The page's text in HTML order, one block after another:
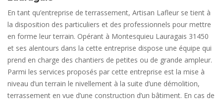
En tant qu’entreprise de terrassement, Artisan Lafleur se tient à
la disposition des particuliers et des professionnels pour mettre
en forme leur terrain. Opérant à Montesquieu Lauragais 31450
et ses alentours dans la cette entreprise dispose une équipe qui
prend en charge des chantiers de petites ou de grande ampleur.
Parmi les services proposés par cette entreprise est la mise à
niveau d’un terrain le nivellement à la suite d’une démolition,
terrassement en vue d’une construction d’un bâtiment. En cas de